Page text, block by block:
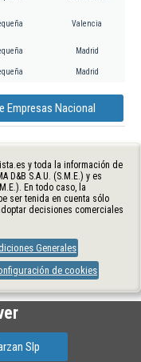
Valencia
Madrid
Madrid
Empresas Nacional
y toda la información de
D&B S.A.U. (S.M.E.) y es
En todo caso, la
ser tenida en cuenta sólo
decisiones comerciales
Generales
de cookies
Slp